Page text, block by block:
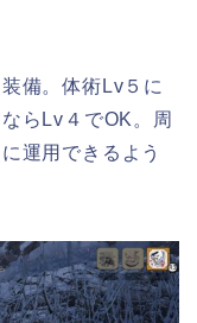
備。体術Lv５に
らLv４でOK。周
運用できるよう